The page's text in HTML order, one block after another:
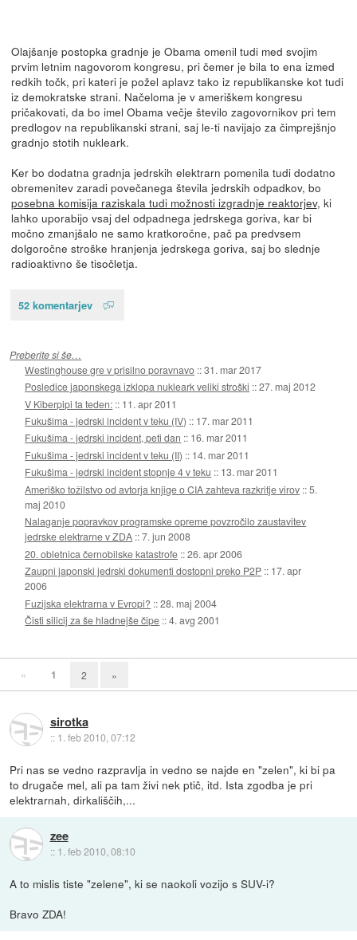
Olajšanje postopka gradnje je Obama omenil tudi med svojim
prvim letnim nagovorom kongresu, pri čemer je bila to ena izmed
redkih točk, pri kateri je požel aplavz tako iz republikanske kot tudi
iz demokratske strani. Načeloma je v ameriškem kongresu
pričakovati, da bo imel Obama večje število zagovornikov pri tem
predlogov na republikanski strani, saj le-ti navijajo za čimprejšnjo
gradnjo stotih nukleark.
Ker bo dodatna gradnja jedrskih elektrarn pomenila tudi dodatno
obremenitev zaradi povečanega števila jedrskih odpadkov, bo
posebna komisija raziskala tudi možnosti izgradnje reaktorjev, ki
lahko uporabijo vsaj del odpadnega jedrskega goriva, kar bi
močno zmanjšalo ne samo kratkoročne, pač pa predvsem
dolgoročne stroške hranjenja jedrskega goriva, saj bo slednje
radioaktivno še tisočletja.
52 komentarjev
Preberite si še…
Westinghouse gre v prisilno poravnavo ::31. mar 2017
Posledice japonskega izklopa nukleark veliki stroški ::27. maj 2012
V Kiberpipi ta teden: :: 11. apr 2011
Fukušima - jedrski incident v teku (IV) :: 17. mar 2011
Fukušima - jedrski incident, peti dan :: 16. mar 2011
Fukušima - jedrski incident v teku (II) :: 14. mar 2011
Fukušima - jedrski incident stopnje 4 v teku :: 13. mar 2011
Ameriško tožilstvo od avtorja knjige o CIA zahteva razkritje virov ::5.
maj 2010
Nalaganje popravkov programske opreme povzročilo zaustavitev
jedrske elektrarne v ZDA ::7. jun 2008
20. obletnica černobilske katastrofe ::26. apr 2006
Zaupni japonski jedrski dokumenti dostopni preko P2P :: 17. apr
2006
Fuzijska elektrarna v Evropi? ::28. maj 2004
Čisti silicij za še hladnejše čipe ::4. avg 2001
« 1 2 »
sirotka
:: 1. feb 2010, 07:12
Pri nas se vedno razpravlja in vedno se najde en "zelen", ki bi pa
to drugače mel, ali pa tam živi nek ptič, itd. Ista zgodba je pri
elektrarnah, dirkališčih,...
zee
:: 1. feb 2010, 08:10
A to mislis tiste "zelene", ki se naokoli vozijo s SUV-i?
Bravo ZDA!